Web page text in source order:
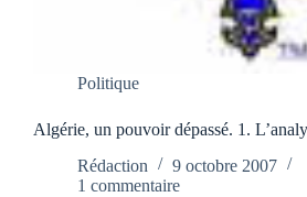
Politique
Algérie, un pouvoir dépassé. 1.
Rédaction
9 octobre 2007
1 commentaire